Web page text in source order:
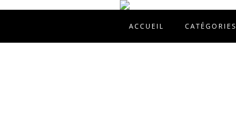
ACCUEIL CATÉGORIES